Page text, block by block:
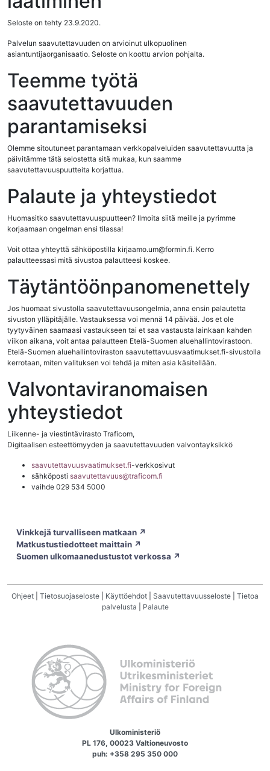
Seloste on tehty 23.9.2020.
Palvelun saavutettavuuden on arvioinut ulkopuolinen
asiantuntijaorganisaatio. Seloste on koottu arvion pohjalta.
Teemme työtä
saavutettavuuden
parantamiseksi
Olemme sitoutuneet parantamaan verkkopalveluiden saavutettavuutta ja
päivitämme tätä selostetta sitä mukaa, kun saamme
saavutettavuuspuutteita korjattua.
Palaute ja yhteystiedot
Huomasitko saavutettavuuspuutteen? Ilmoita siitä meille ja pyrimme
korjaamaan ongelman ensi tilassa!
Voit ottaa yhteyttä sähköpostilla kirjaamo.um@formin.fi. Kerro
palautteessasi mitä sivustoa palautteesi koskee.
Täytäntöönpanomenettely
Jos huomaat sivustolla saavutettavuusongelmia, anna ensin palautetta
sivuston ylläpitäjälle. Vastauksessa voi mennä 14 päivää. Jos et ole
tyytyväinen saamaasi vastaukseen tai et saa vastausta lainkaan kahden
viikon aikana, voit antaa palautteen Etelä-Suomen aluehallintovirastoon.
Etelä-Suomen aluehallintoviraston saavutettavuusvaatimukset.fi-sivustolla
kerrotaan, miten valituksen voi tehdä ja miten asia käsitellään.
Valvontaviranomaisen
yhteystiedot
Liikenne- ja viestintävirasto Traficom,
Digitaalisen esteettömyyden ja saavutettavuuden valvontayksikkö
saavutettavuusvaatimukset.fi-verkkosivut
sähköposti saavutettavuus@traficom.fi
vaihde 029 534 5000
Vinkkejä turvalliseen matkaan ↗
Matkustustiedotteet maittain ↗
Suomen ulkomaanedustustot verkossa ↗
Ohjeet Tietosuojaseloste Käyttöehdot Saavutettavuusseloste
Tietoa
palvelusta
Palaute
Ulkoministeriö
PL 176, 00023 Valtioneuvosto
puh: +358 295 350 000